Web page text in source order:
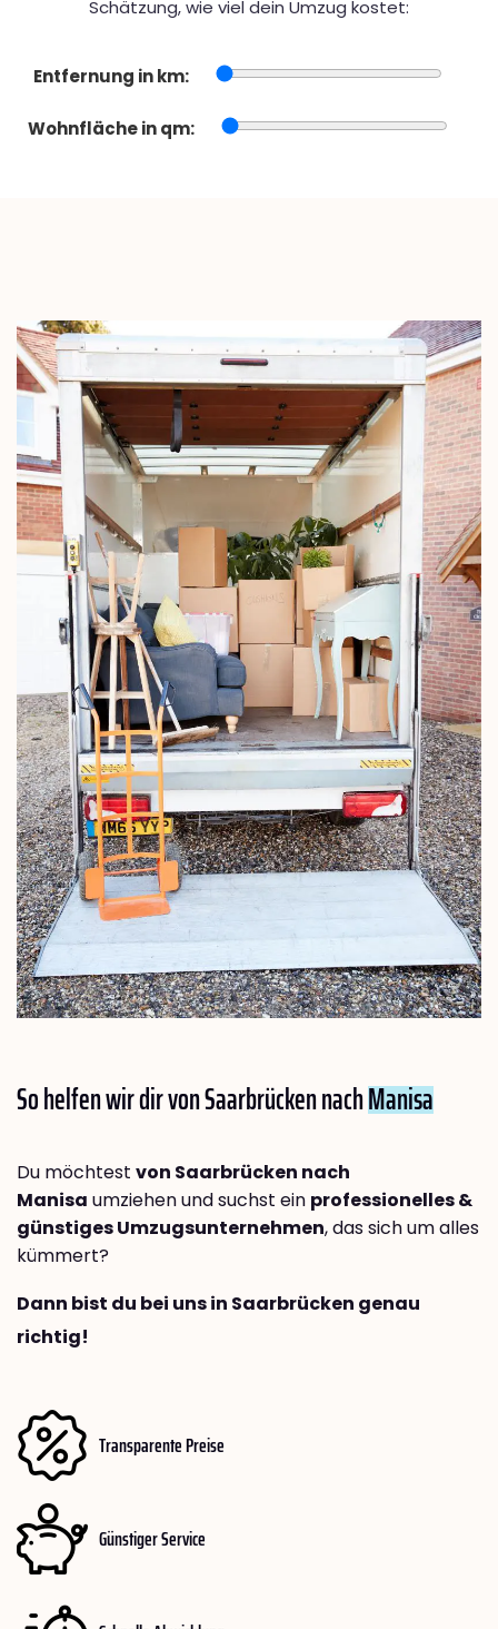
Schätzung, wie viel dein Umzug kostet:
Entfernung in km:
Wohnfläche in qm:
So helfen wir dir von Saarbrücken nachManisa
Du möchtest von Saarbrücken nach
Manisa umziehen und suchst ein professionelles &
günstiges Umzugsunternehmen, das sich um alles
kümmert?
Dann bist du bei uns in Saarbrücken genau
richtig!
Transparente Preise
Günstiger Service